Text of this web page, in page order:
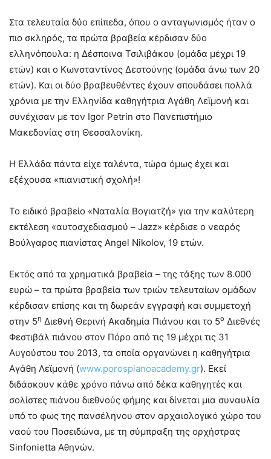
Στα τελευταία δύο επίπεδα, όπου ο ανταγωνισμός ήταν ο
πιο σκληρός, τα πρώτα βραβεία κέρδισαν δύο
ελληνόπουλα: η Δέσποινα Τσιλιβάκου (ομάδα μέχρι 19
ετών) και ο Κωνσταντίνος Δεστούνης (ομάδα άνω των 20
ετών). Και οι δύο βραβευθέντες έχουν σπουδάσει πολλά
χρόνια με την Ελληνίδα καθηγήτρια Αγάθη Λεϊμονή και
συνέχισαν με τον Igor Petrin στο Πανεπιστήμιο
Μακεδονίας στη Θεσσαλονίκη.
Η Ελλάδα πάντα είχε ταλέντα, τώρα όμως έχει και
εξέχουσα «πιανιστική σχολή»!
Το ειδικό βραβείο «Ναταλία Βογιατζή» για την καλύτερη
εκτέλεση «αυτοσχεδιασμού – Jazz» κέρδισε ο νεαρός
Βούλγαρος πιανίστας Angel Nikolov, 19 ετών.
Εκτός από τα χρηματικά βραβεία – της τάξης των 8.000
ευρώ – τα πρώτα βραβεία των τριών τελευταίων ομάδων
κέρδισαν επίσης και τη δωρεάν εγγραφή και συμμετοχή
στην 5η Διεθνή Θερινή Ακαδημία Πιάνου και το 5ο Διεθνές
Φεστιβάλ πιάνου στον Πόρο από τις 19 μέχρι τις 31
Αυγούστου του 2013, τα οποία οργανώνει η καθηγήτρια
Αγάθη Λεϊμονή (www.porospianoacademy.gr). Εκεί
διδάσκουν κάθε χρόνο πάνω από δέκα καθηγητές και
σολίστες πιάνου διεθνούς φήμης και δίνεται μια συναυλία
υπό το φως της πανσέληνου στον αρχαιολογικό χώρο του
ναού του Ποσειδώνα, με τη σύμπραξη της ορχήστρας
Sinfonietta Αθηνών.